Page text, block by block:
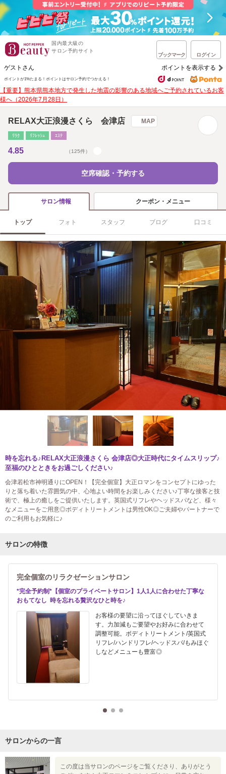
国内最大級の
サロン予約サイト
ブックマーク ログイン
ゲストさん ポイントを表示する
ポイントが1%たまる！ ポイントはサロン予約でつかえる！
【重要】熊本県熊本地方で発生した地震の影響のある地域へご予約されているお客
様へ（2026年7月28日）
RELAX大正浪漫さくら 会津店 MAP
ﾘﾗｸ ﾘﾌﾚｯｼｭ ｴｽﾃ
4.85 （125件）
空席確認・予約する
サロン情報 クーポン・メニュー
トップ フォト スタッフ ブログ 口コミ
時を忘れる♪RELAX大正浪漫さくら 会津店◎大正時代にタイムスリップ♪
至福のひとときをお過ごしください♪
会津若松市神明通りにOPEN！【完全個室】大正ロマンをコンセプトにゆった
りと落ち着いた雰囲気の中、心地よい時間をお楽しみください♪丁寧な接客と技
術で、極上の癒しをご提供いたします。英国式リフレやヘッドスパなど、様々
なメニューをご用意◎ボディトリートメントは男性OK◎ご夫婦やパートナーで
のご利用もお気軽に♪
サロンの特徴
完全個室のリラクゼーションサロン
*完全予約制*【個室のプライベートサロン】1人1人に合わせた丁寧な
おもてなし 時を忘れる贅沢なひと時を♪
お客様の要望に沿ってほぐしていきま
す。力加減もご要望やお好みに合わせて
調整可能。ボディトリートメント/英国式
リフレ/ハンドリフレ/ヘッドスパ/もみほぐ
しなどメニューも豊富◎
サロンからの一言
この度は当サロンのページをご覧くださり、ありがとう